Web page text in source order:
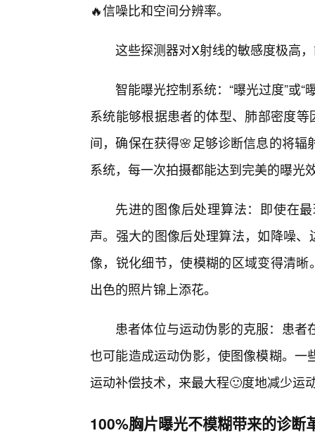
🔥信噪比和空间分辨率。
这些探测器对X射线的敏感度极高
智能曝光控制系统：“曝光过度”或
系统能够根据患者的体型、肺部密度
间，确保在获得🌸足够诊断信息的将
系统，每一次拍摄都能达到完美的曝光
先进的图像后处理算法：即使在
声。强大的图像后处理算法，如降噪
像，锐化细节，使模糊的区域变得清
出色的照片锦上添花。
患者体位与运动伪影的克服：患
也可能造成运动伪影，使图像模糊。
运动补偿技术，来最大程🙂度地减少运
100%胸片曝光不模糊带来的诊断